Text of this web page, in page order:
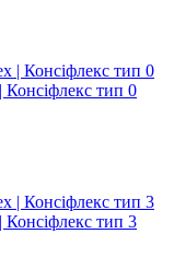
Консіфлекс тип 0
Консіфлекс тип 3